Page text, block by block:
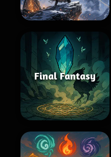
Final Fantasy